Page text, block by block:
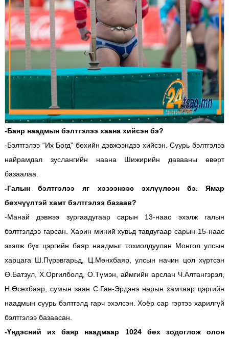
-Баяр наадмын бэлтгэлээ хаана хийсэн бэ?
-Бэлтгэлээ “Их Богд” бөхийн дэвжээндээ хийсэн. Суурь бэлтгэлээ
найрамдал зуслангийн наана Шижирийн давааны өвөрт
базаалаа.
-Галын бэлтгэлээ яг хэзээнээс эхлүүлсэн бэ. Ямар
бөхчүүлтэй хамт бэлтгэлээ базаав?
-Манай дэвжээ зургаадугаар сарын 13-наас эхэлж галын
бэлтгэлдээ гарсан. Харин миний хувьд тавдугаар сарын 15-наас
эхэлж бүх цэргийн баяр наадмыг тохиолдуулан Монгол улсын
харцага Ш.Пүрэвгарьд, Ц.Мөнхбаяр, улсын начин цол хүртсэн
Ө.Батзул, Х.Оргилболд, О.Түмэн, аймгийн арслан Ч.Алтангэрэл,
Н.Өсөхбаяр, сумын заан С.Ган-Эрдэнэ нарын хамтаар цэргийн
наадмын суурь бэлтгэлд гарч эхэлсэн. Хоёр сар гэртээ харилгүй
бэлтгэлээ базаасан.
-Үндэсний их баяр наадмаар 1024 бөх зодоглож олон